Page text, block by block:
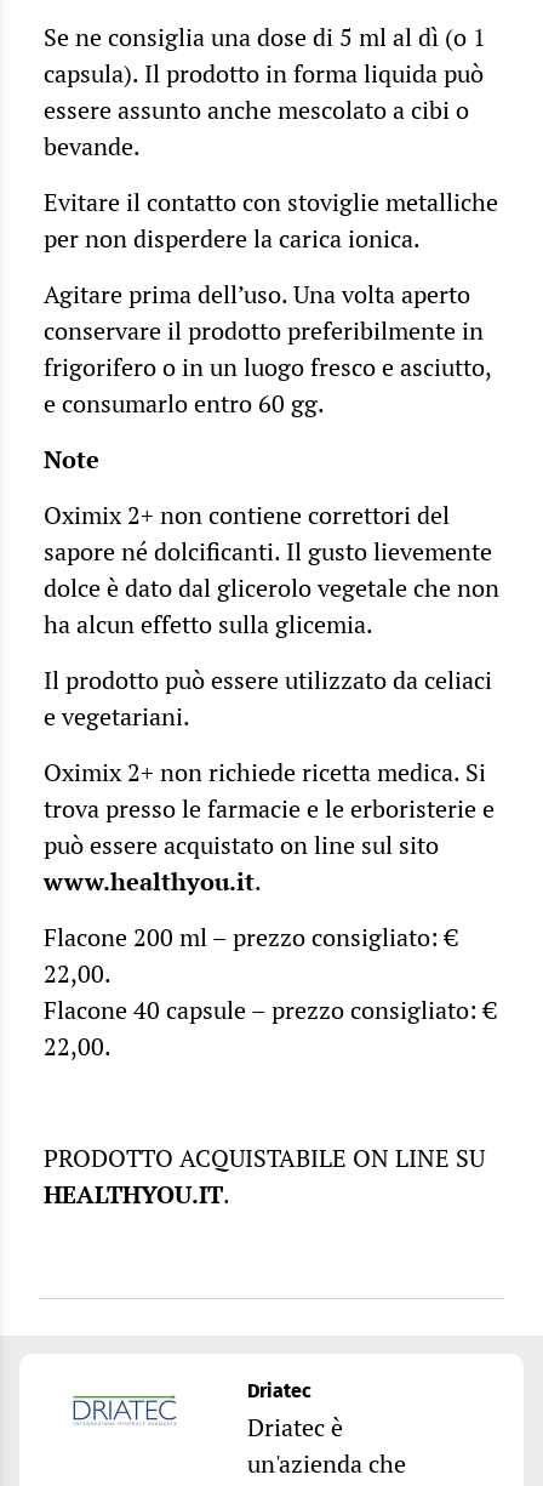
Se ne consiglia una dose di 5 ml al dì (o 1
capsula). Il prodotto in forma liquida può
essere assunto anche mescolato a cibi o
bevande.
Evitare il contatto con stoviglie metalliche
per non disperdere la carica ionica.
Agitare prima dell’uso. Una volta aperto
conservare il prodotto preferibilmente in
frigorifero o in un luogo fresco e asciutto,
e consumarlo entro 60 gg.
Note
Oximix 2+ non contiene correttori del
sapore né dolcificanti. Il gusto lievemente
dolce è dato dal glicerolo vegetale che non
ha alcun effetto sulla glicemia.
Il prodotto può essere utilizzato da celiaci
e vegetariani.
Oximix 2+ non richiede ricetta medica. Si
trova presso le farmacie e le erboristerie e
può essere acquistato on line sul sito
www.healthyou.it.
Flacone 200 ml – prezzo consigliato: €
22,00.
Flacone 40 capsule – prezzo consigliato: €
22,00.
PRODOTTO ACQUISTABILE ON LINE SU
HEALTHYOU.IT.
Driatec
Driatec è
un'azienda che